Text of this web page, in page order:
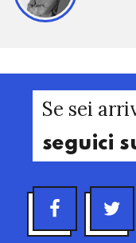
Se sei
seguici